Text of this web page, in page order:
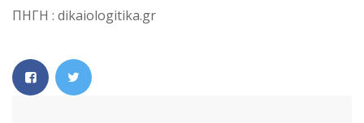
ΠΗΓΗ : dikaiologitika.gr